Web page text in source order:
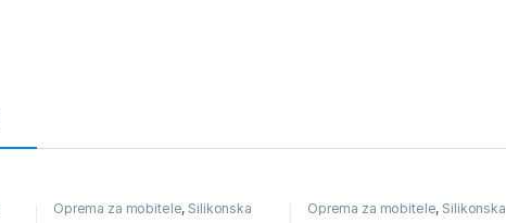
Oprema za mobitele, Silikonska Oprema za mobitele, Silikonska